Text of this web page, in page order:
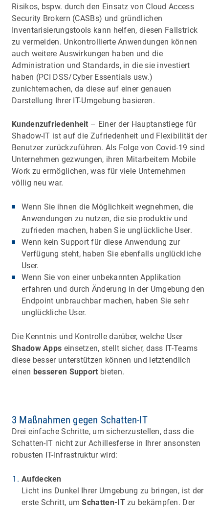
Risikos, bspw. durch den Einsatz von Cloud Access
Security Brokern (CASBs) und gründlichen
Inventarisierungstools kann helfen, diesen Fallstrick
zu vermeiden. Unkontrollierte Anwendungen können
auch weitere Auswirkungen haben und die
Administration und Standards, in die sie investiert
haben (PCI DSS/Cyber Essentials usw.)
zunichtemachen, da diese auf einer genauen
Darstellung Ihrer IT-Umgebung basieren.
Kundenzufriedenheit – Einer der Hauptanstiege für
Shadow-IT ist auf die Zufriedenheit und Flexibilität der
Benutzer zurückzuführen. Als Folge von Covid-19 sind
Unternehmen gezwungen, ihren Mitarbeitern Mobile
Work zu ermöglichen, was für viele Unternehmen
völlig neu war.
Wenn Sie ihnen die Möglichkeit wegnehmen, die
Anwendungen zu nutzen, die sie produktiv und
zufrieden machen, haben Sie unglückliche User.
Wenn kein Support für diese Anwendung zur
Verfügung steht, haben Sie ebenfalls unglückliche
User.
Wenn Sie von einer unbekannten Applikation
erfahren und durch Änderung in der Umgebung den
Endpoint unbrauchbar machen, haben Sie sehr
unglückliche User.
Die Kenntnis und Kontrolle darüber, welche User
Shadow Apps einsetzen, stellt sicher, dass IT-Teams
diese besser unterstützen können und letztendlich
einen besseren Support bieten.
3 Maßnahmen gegen Schatten-IT
Drei einfache Schritte, um sicherzustellen, dass die
Schatten-IT nicht zur Achillesferse in Ihrer ansonsten
robusten IT-Infrastruktur wird:
Aufdecken
Licht ins Dunkel Ihrer Umgebung zu bringen, ist der
erste Schritt, umSchatten-ITzu bekämpfen. Der